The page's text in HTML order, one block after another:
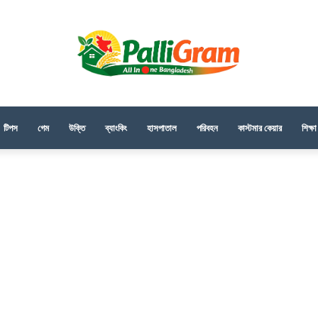
টিপস গেম উক্তি ব্যাংকিং হাসপাতাল পরিবহন কাস্টমার কেয়ার শিক্ষা